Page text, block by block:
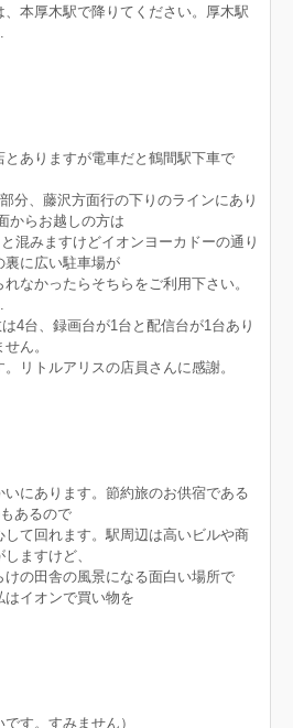
本厚木駅で降りてください。厚木駅
ありますが電車だと鶴間駅下車で
分、藤沢方面行の下りのラインにあり
からお越しの方は
混みますけどイオンヨーカドーの通り
裏に広い駐車場が
なかったらそちらをご利用下さい。
4台、録画台が1台と配信台が1台あり
ん。
リトルアリスの店員さんに感謝。
にあります。節約旅のお供宿である
あるので
て回れます。駅周辺は高いビルや商
ますけど、
の田舎の風景になる面白い場所で
イオンで買い物を
です。すみません）